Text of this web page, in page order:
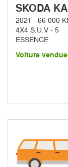
SKODA
2021 - 66 000
4X4 S.U.V - 5
ESSENCE
Voiture vendue